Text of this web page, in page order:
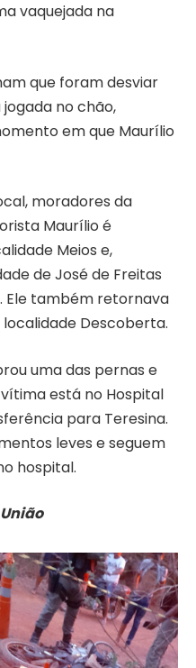
vaquejada na
que foram desviar
no chão,
em que Maurílio
moradores da
Maurílio é
Meios e,
de José de Freitas
Ele também retornava
Descoberta.
uma das pernas e
está no Hospital
para Teresina.
leves e seguem
hospital.